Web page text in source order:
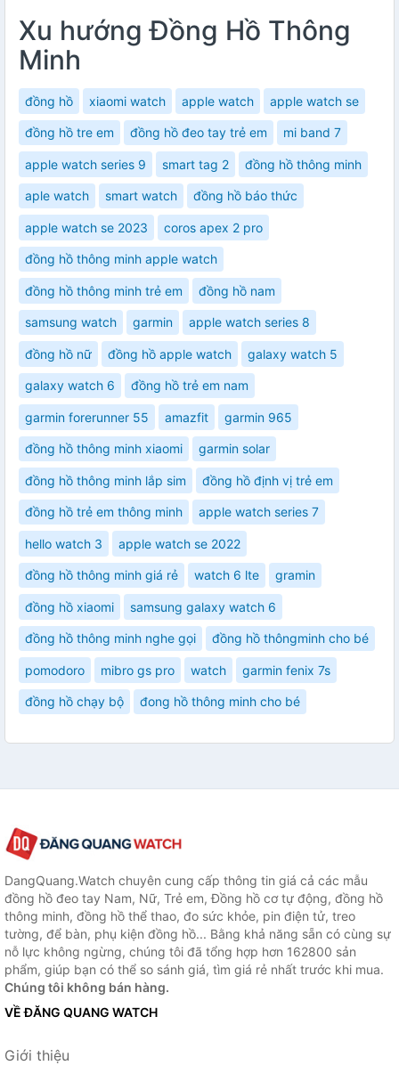
Xu hướng Đồng Hồ Thông
Minh
đồng hồ xiaomi watch apple watch apple watch se
đồng hồ tre em đồng hồ đeo tay trẻ em mi band 7
apple watch series 9 smart tag 2 đồng hồ thông minh
aple watch smart watch đồng hồ báo thức
apple watch se 2023 coros apex 2 pro
đồng hồ thông minh apple watch
đồng hồ thông minh trẻ em đồng hồ nam
samsung watch garmin apple watch series 8
đồng hồ nữ đồng hồ apple watch galaxy watch 5
galaxy watch 6 đồng hồ trẻ em nam
garmin forerunner 55 amazfit garmin 965
đồng hồ thông minh xiaomi garmin solar
đồng hồ thông minh lắp sim đồng hồ định vị trẻ em
đồng hồ trẻ em thông minh apple watch series 7
hello watch 3 apple watch se 2022
đồng hồ thông minh giá rẻ watch 6 lte gramin
đồng hồ xiaomi samsung galaxy watch 6
đồng hồ thông minh nghe gọi đồng hồ thôngminh cho bé
pomodoro mibro gs pro watch garmin fenix 7s
đồng hồ chạy bộ đong hồ thông minh cho bé
DangQuang.Watch chuyên cung cấp thông tin giá cả các mẫu
đồng hồ đeo tay Nam, Nữ, Trẻ em, Đồng hồ cơ tự động, đồng hồ
thông minh, đồng hồ thể thao, đo sức khỏe, pin điện tử, treo
tường, để bàn, phụ kiện đồng hồ... Bằng khả năng sẵn có cùng sự
nỗ lực không ngừng, chúng tôi đã tổng hợp hơn 162800 sản
phẩm, giúp bạn có thể so sánh giá, tìm giá rẻ nhất trước khi mua.
Chúng tôi không bán hàng.
VỀ ĐĂNG QUANG WATCH
Giới thiệu